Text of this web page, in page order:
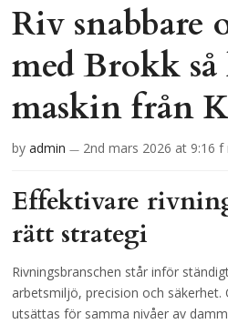
Riv snabbare
med Brokk
maskin från
byadmin — 2nd mars 2026 at 9:16 f
Effektivare
rätt strategi
Rivningsbranschen står inför
arbetsmiljö, precision och säkerhet.
utsättas för samma nivåer av